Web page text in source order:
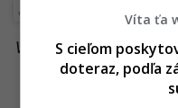
Viac k téme:eko,
Víta ťa
S cieľom
doteraz, podľa